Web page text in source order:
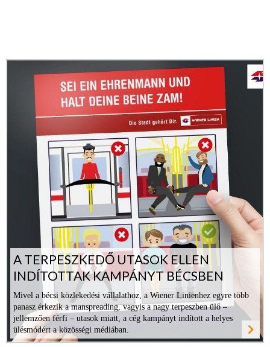
A TERPESZKEDŐ UTASOK ELLEN
INDÍTOTTAK KAMPÁNYT BÉCSBEN
Mivel a bécsi közlekedési vállalathoz, a Wiener Linienhez egyre több
panasz érkezik a manspreading, vagyis a nagy terpeszben ülő –
jellemzően férfi – utasok miatt, a cég kampányt indított a helyes
ülésmódért a közösségi médiában.
navigate_next